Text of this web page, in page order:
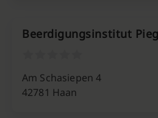
Beerdigungsinstitut
Am Schasiepen 4
42781 Haan